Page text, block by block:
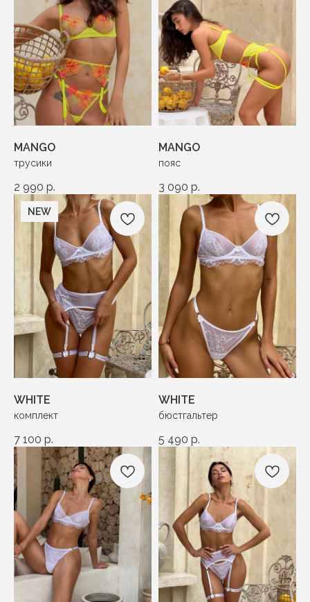
MANGO
трусики
2 990 р.
MANGO
пояс
3 090 р.
NEW
WHITE
комплект
7 100 р.
WHITE
бюстгальтер
5 490 р.